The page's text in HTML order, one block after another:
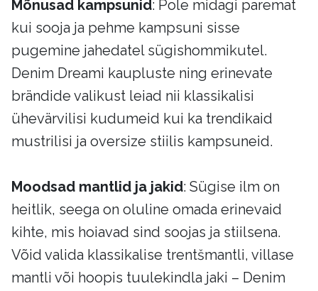
Mõnusad kampsunid: Pole midagi paremat
kui sooja ja pehme kampsuni sisse
pugemine jahedatel sügishommikutel.
Denim Dreami kaupluste ning erinevate
brändide valikust leiad nii klassikalisi
ühevärvilisi kudumeid kui ka trendikaid
mustrilisi ja oversize stiilis kampsuneid.
Moodsad mantlid ja jakid: Sügise ilm on
heitlik, seega on oluline omada erinevaid
kihte, mis hoiavad sind soojas ja stiilsena.
Võid valida klassikalise trentšmantli, villase
mantli või hoopis tuulekindla jaki – Denim